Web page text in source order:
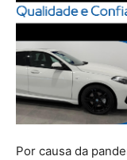
Por causa da